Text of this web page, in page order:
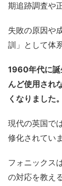
期追跡調査や
失敗の原因や
訓」として体
1960年代に誕
んど使用され
くなりました。
現代の英国で
修化されていま
フォニックス
の対応を教え